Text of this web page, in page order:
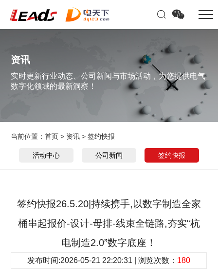
资讯
实时更新行业动态、公司新闻与市场活动，为您提供电气
数字化领域的最新洞察！
当前位置：首页 > 资讯 >签约快报
活动中心 公司新闻 签约快报
签约快报26.5.20|持续携手,以数字制造全家
桶串起报价-设计-母排-线束全链路,夯实“杭
电制造2.0”数字底座！
发布时间:2026-05-21 22:20:31 | 浏览次数： 180